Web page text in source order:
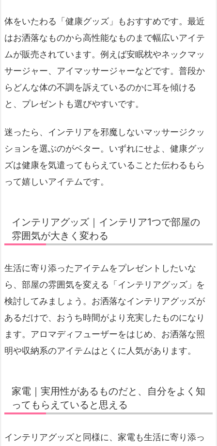
体をいたわる「健康グッズ」もおすすめです。最近
はお洒落なものから高性能なものまで幅広いアイテ
ムが販売されています。例えば安眠枕やネックマッ
サージャー、アイマッサージャーなどです。普段か
らどんな体の不調を訴えているのかに耳を傾ける
と、プレゼントも選びやすいです。
迷ったら、インテリアを邪魔しないマッサージクッ
ションを選ぶのがベター。いずれにせよ、健康グッ
ズは健康を気遣ってもらえていることた伝わるもら
って嬉しいアイテムです。
インテリアグッズ｜インテリア1つで部屋の
雰囲気が大きく変わる
生活に寄り添ったアイテムをプレゼントしたいな
ら、部屋の雰囲気を変える「インテリアグッズ」を
検討してみましょう。お洒落なインテリアグッズが
あるだけで、おうち時間がより充実したものになり
ます。アロマディフューザーをはじめ、お洒落な照
明や収納系のアイテムはとくに人気があります。
家電｜実用性があるものだと、自分をよく知
ってもらえていると思える
インテリアグッズと同様に、家電も生活に寄り添っ